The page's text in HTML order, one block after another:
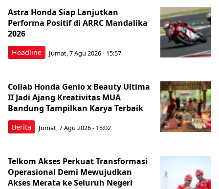
Headline
Astra Honda Siap Lanjutkan
Performa Positif di ARRC Mandalika
2026
Jumat, 7 Agu 2026 - 15:57
Berita
Collab Honda Genio x Beauty Ultima
II Jadi Ajang Kreativitas MUA
Bandung Tampilkan Karya Terbaik
Jumat, 7 Agu 2026 - 15:02
Telkom Akses Perkuat Transformasi
Operasional Demi Mewujudkan
Akses Merata ke Seluruh Negeri